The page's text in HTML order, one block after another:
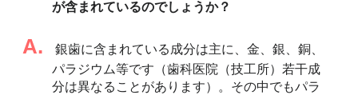
が含まれているのでしょうか？
A.
銀歯に含まれている成分は主に、金、銀、銅、
パラジウム等です（歯科医院（技工所）若干成
分は異なることがあります）。その中でもパラ